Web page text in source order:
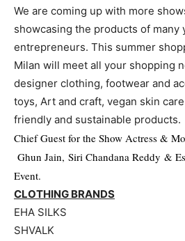
We are coming up with more
showcasing the products of many
entrepreneurs. This summer
Milan will meet all your shopping
designer clothing, footwear and
toys, Art and craft, vegan skin
friendly and sustainable products.
Chief Guest for the Show Actress &
Ghun Jain, Siri Chandana Reddy &
Event.
CLOTHING BRANDS
EHA SILKS
SHVALK